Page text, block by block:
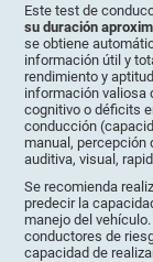
Este test de
su duración
se obtiene
información útil y
rendimiento y
información valiosa
cognitivo o déficits
conducción
manual, percepción
auditiva, visual,
Se recomienda
predecir la
manejo del
conductores de
capacidad de